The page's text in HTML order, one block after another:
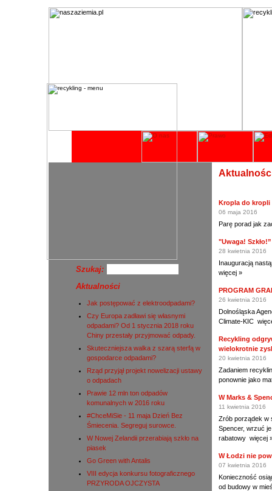
Szukaj:
Aktualności
Jak postępować z elektroodpadami?
Czy Europa zadławi się własnymi
odpadami? Od 1 stycznia 2018 roku
Chiny przestały przyjmować odpady.
Skuteczniejsza walka z szarą sterfą w
gospodarce odpadami?
Rząd przyjął projekt nowelizacji ustawy
o odpadach
Prawie 12 mln ton odpadów
komunalnych w 2016 roku
#ChceMiSie - 11 maja Dzień Bez
Śmiecenia. Segreguj surowce.
W Nowej Zelandii przerabiają szkło na
piasek
Go Green with Antalis
VIII edycja konkursu fotograficznego
PRZYRODA OJCZYSTA
Kropla do kropli
06 maja 2016
Parę porad jak
"Uwaga!
28 kwietnia 2016
Inauguracją
więcej »
PROGRAM
26 kwietnia 2016
Dolnośląska
Climate-KIC
Recykling
wielokrotnie
20 kwietnia 2016
Zadaniem
ponownie jako
W Marks &
11 kwietnia 2016
Zrób porządek w
Spencer, wrzuć
rabatowy więcej
W Łodzi nie
07 kwietnia 2016
Konieczność
od budowy w